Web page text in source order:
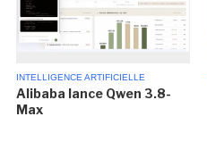
INTELLIGENCE ARTIFICIELLE
Alibaba lance Qwen 3.8-
Max